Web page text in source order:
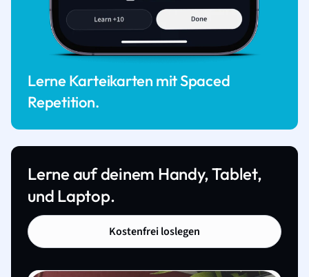
Lerne Karteikarten mit Spaced
Repetition.
Lerne auf deinem Handy, Tablet,
und Laptop.
Kostenfrei loslegen